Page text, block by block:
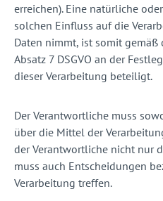
erreichen). Eine natürliche
solchen Einfluss auf die
Daten nimmt, ist somit
Absatz 7 DSGVO an der
dieser Verarbeitung beteiligt.
Der Verantwortliche muss
über die Mittel der
der Verantwortliche nicht nur
muss auch Entscheidungen
Verarbeitung treffen.